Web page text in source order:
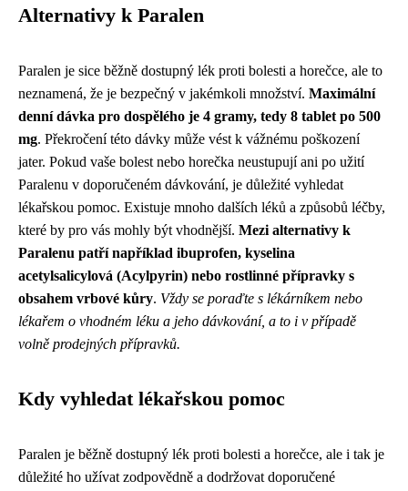
Alternativy k Paralen
Paralen je sice běžně dostupný lék proti bolesti a horečce, ale to
neznamená, že je bezpečný v jakémkoli množství. Maximální
denní dávka pro dospělého je 4 gramy, tedy 8 tablet po 500
mg. Překročení této dávky může vést k vážnému poškození
jater. Pokud vaše bolest nebo horečka neustupují ani po užití
Paralenu v doporučeném dávkování, je důležité vyhledat
lékařskou pomoc. Existuje mnoho dalších léků a způsobů léčby,
které by pro vás mohly být vhodnější. Mezi alternativy k
Paralenu patří například ibuprofen, kyselina
acetylsalicylová (Acylpyrin) nebo rostlinné přípravky s
obsahem vrbové kůry. Vždy se poraďte s lékárníkem nebo
lékařem o vhodném léku a jeho dávkování, a to i v případě
volně prodejných přípravků.
Kdy vyhledat lékařskou pomoc
Paralen je běžně dostupný lék proti bolesti a horečce, ale i tak je
důležité ho užívat zodpovědně a dodržovat doporučené